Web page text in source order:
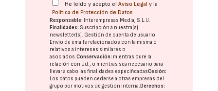
He leído y acepto elAviso Legal y la
Política de Protección de Datos
Responsable: Interempresas Media, S.L.U.
Finalidades: Suscripción a nuestra(s)
newsletter(s). Gestión de cuenta de usuario.
Envío de emails relacionados con la misma o
relativos a intereses similares o
asociados.Conservación: mientras dure la
relación con Ud., o mientras sea necesario para
llevar a cabo las finalidades especificadasCesión:
Los datos pueden cederse a otras empresas del
grupo por motivos de gestión interna. Derechos: